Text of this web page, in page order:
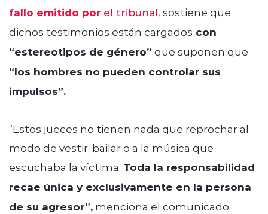
fallo emitido por el tribunal, sostiene que
dichos testimonios están cargados con
“estereotipos de género” que suponen que
“los hombres no pueden controlar sus
impulsos”.
“Estos jueces no tienen nada que reprochar al
modo de vestir, bailar o a la música que
escuchaba la víctima. Toda la responsabilidad
recae única y exclusivamente en la persona
de su agresor”, menciona el comunicado.